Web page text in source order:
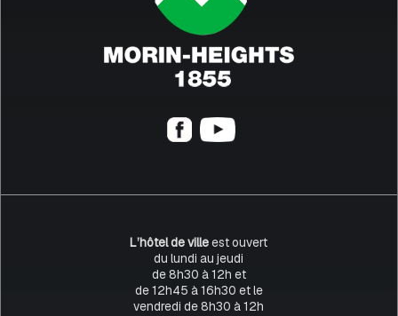
L’hôtel de villeest ouvert
du lundi au jeudi
de 8h30 à 12h et
de 12h45 à 16h30 et le
vendredi de 8h30 à 12h